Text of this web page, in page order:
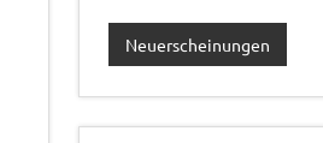
Neuerscheinungen